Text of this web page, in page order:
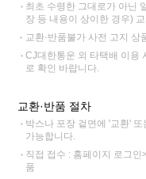
최초 수령한 그대로가 아닌
장 등 내용이 상이한 경우)
교환·반품불가 사전 고지 상
CJ대한통운 외 타택배 이용
로 확인 바랍니다.
교환·반품 절차
박스나 포장 겉면에 '교환'
가능합니다.
직접 접수 : 홈페이지 로그
품